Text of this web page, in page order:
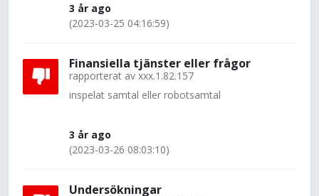
3 år ago
(2023-03-25 04:16:59)
Finansiella tjänster eller frågor
rapporterat av xxx.1.82.157
inspelat samtal eller robotsamtal
3 år ago
(2023-03-26 08:03:10)
Undersökningar